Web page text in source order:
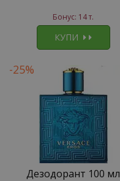
Бонус: 14 т.
КУПИ
-25%
Дезодорант 100 мл